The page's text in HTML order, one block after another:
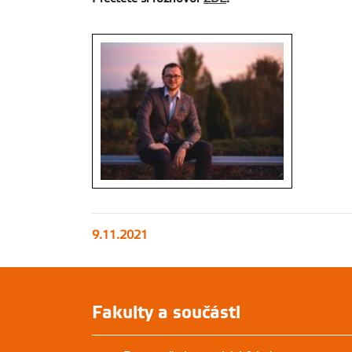
9.11.2021
Fakulty a součásti